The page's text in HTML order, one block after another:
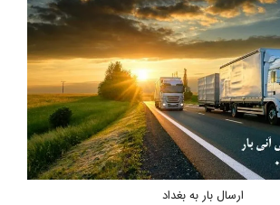
ارسال بار به بغداد